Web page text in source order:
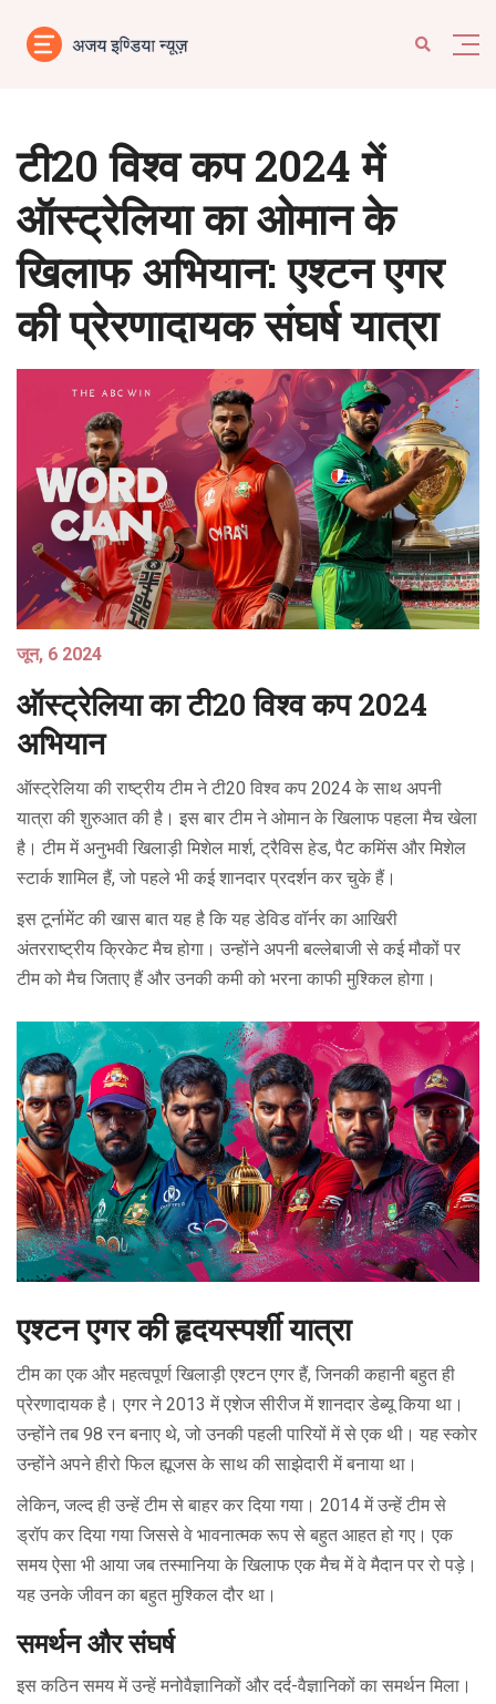
टी20 विश्व कप 2024 में
ऑस्ट्रेलिया का ओमान के
खिलाफ अभियान: एश्टन एगर
की प्रेरणादायक संघर्ष यात्रा
जून, 6 2024
ऑस्ट्रेलिया का टी20 विश्व कप 2024
अभियान
ऑस्ट्रेलिया की राष्ट्रीय टीम ने टी20 विश्व कप 2024 के साथ अपनी
यात्रा की शुरुआत की है। इस बार टीम ने ओमान के खिलाफ पहला मैच खेला
है। टीम में अनुभवी खिलाड़ी मिशेल मार्श, ट्रैविस हेड, पैट कमिंस और मिशेल
स्टार्क शामिल हैं, जो पहले भी कई शानदार प्रदर्शन कर चुके हैं।
इस टूर्नामेंट की खास बात यह है कि यह डेविड वॉर्नर का आखिरी
अंतरराष्ट्रीय क्रिकेट मैच होगा। उन्होंने अपनी बल्लेबाजी से कई मौकों पर
टीम को मैच जिताए हैं और उनकी कमी को भरना काफी मुश्किल होगा।
एश्टन एगर की हृदयस्पर्शी यात्रा
टीम का एक और महत्वपूर्ण खिलाड़ी एश्टन एगर हैं, जिनकी कहानी बहुत ही
प्रेरणादायक है। एगर ने 2013 में एशेज सीरीज में शानदार डेब्यू किया था।
उन्होंने तब 98 रन बनाए थे, जो उनकी पहली पारियों में से एक थी। यह स्कोर
उन्होंने अपने हीरो फिल ह्यूजस के साथ की साझेदारी में बनाया था।
लेकिन, जल्द ही उन्हें टीम से बाहर कर दिया गया। 2014 में उन्हें टीम से
ड्रॉप कर दिया गया जिससे वे भावनात्मक रूप से बहुत आहत हो गए। एक
समय ऐसा भी आया जब तस्मानिया के खिलाफ एक मैच में वे मैदान पर रो पड़े।
यह उनके जीवन का बहुत मुश्किल दौर था।
समर्थन और संघर्ष
इस कठिन समय में उन्हें मनोवैज्ञानिकों और दर्द-वैज्ञानिकों का समर्थन मिला।